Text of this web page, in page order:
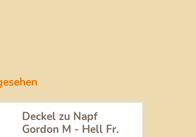
Deckel zu Napf
Gordon M - Hell Fr.